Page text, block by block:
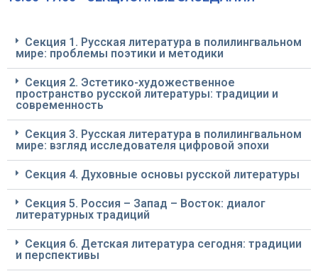
Секция 1. Русская литература в полилингвальном
мире: проблемы поэтики и методики
Секция 2. Эстетико-художественное
пространство русской литературы: традиции и
современность
Секция 3. Русская литература в полилингвальном
мире: взгляд исследователя цифровой эпохи
Секция 4. Духовные основы русской литературы
Секция 5. Россия – Запад – Восток: диалог
литературных традиций
Секция 6. Детская литература сегодня: традиции
и перспективы